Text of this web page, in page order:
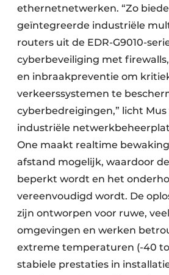
ethernetnetwerken. “Zo
geïntegreerde industriële
routers uit de EDR-G9010-
cyberbeveiliging met
en inbraakpreventie om
verkeerssystemen te
cyberbedreigingen,” licht Mus
industriële
One maakt realtime
afstand mogelijk, waardoor
beperkt wordt en het
vereenvoudigd wordt. De
zijn ontworpen voor ruwe,
omgevingen en werken
extreme temperaturen (-40
stabiele prestaties in